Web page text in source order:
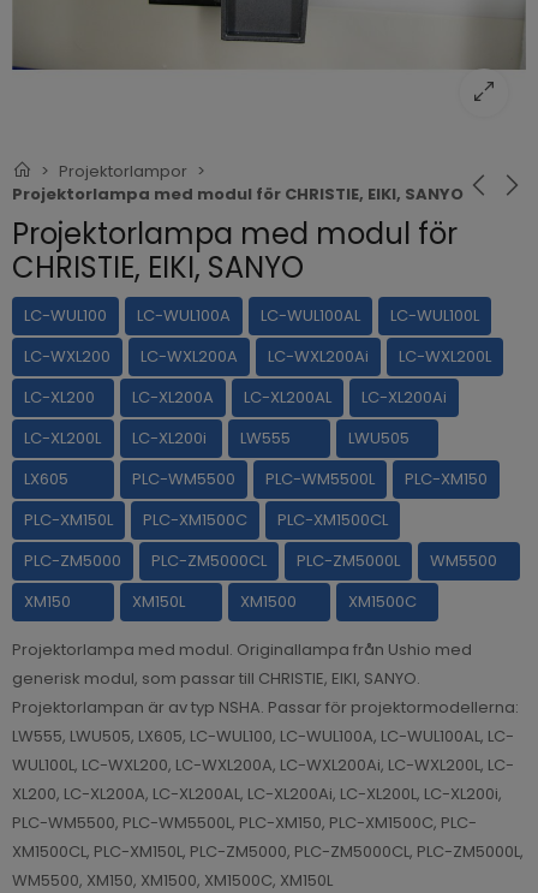
Projektorlampor
Projektorlampa med modul för CHRISTIE, EIKI, SANYO
Projektorlampa med modul för
CHRISTIE, EIKI, SANYO
LC-WUL100 LC-WUL100A LC-WUL100AL
LC-WUL100L
LC-WXL200
LC-WXL200A LC-WXL200Ai
LC-WXL200L
LC-XL200
LC-XL200A LC-XL200AL
LC-XL200Ai
LC-XL200L
LC-XL200i LW555
LWU505
LX605
PLC-WM5500 PLC-WM5500L
PLC-XM150
PLC-XM150L
PLC-XM1500C
PLC-XM1500CL
PLC-ZM5000
PLC-ZM5000CL PLC-ZM5000L
WM5500
XM150
XM150L XM1500 XM1500C
Projektorlampa med modul. Originallampa från Ushio med
generisk modul, som passar till CHRISTIE, EIKI, SANYO.
Projektorlampan är av typ NSHA. Passar för projektormodellerna:
LW555, LWU505, LX605, LC-WUL100, LC-WUL100A, LC-WUL100AL, LC-
WUL100L, LC-WXL200, LC-WXL200A, LC-WXL200Ai, LC-WXL200L, LC-
XL200, LC-XL200A, LC-XL200AL, LC-XL200Ai, LC-XL200L, LC-XL200i,
PLC-WM5500, PLC-WM5500L, PLC-XM150, PLC-XM1500C, PLC-
XM1500CL, PLC-XM150L, PLC-ZM5000, PLC-ZM5000CL, PLC-ZM5000L,
WM5500, XM150, XM1500, XM1500C, XM150L